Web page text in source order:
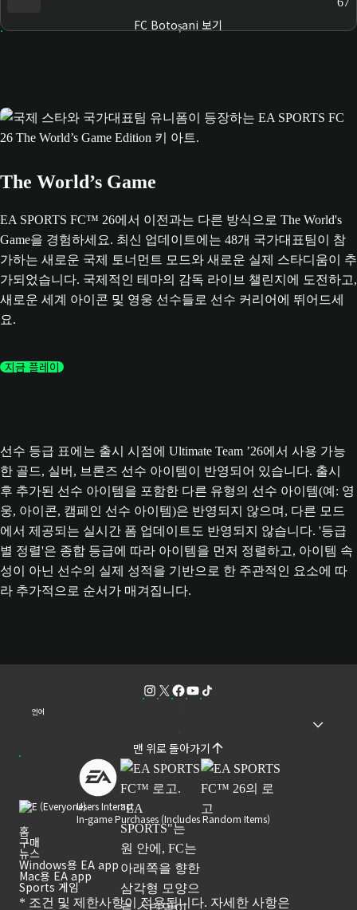
FC Botoșani 보기
The World’s Game
EA SPORTS FC™ 26에서 이전과는 다른 방식으로 The World's
Game을 경험하세요. 최신 업데이트에는 48개 국가대표팀이 참
가하는 새로운 국제 토너먼트 모드와 새로운 실제 스타디움이 추
가되었습니다. 국제적인 테마의 감독 라이브 챌린지에 도전하고,
새로운 세계 아이콘 및 영웅 선수들로 선수 커리어에 뛰어드세
요.
지금 플레이
선수 등급 표에는 출시 시점에 Ultimate Team ’26에서 사용 가능
한 골드, 실버, 브론즈 선수 아이템이 반영되어 있습니다. 출시
후 추가된 선수 아이템을 포함한 다른 유형의 선수 아이템(예: 영
웅, 아이콘, 캠페인 선수 아이템)은 반영되지 않으며, 다른 모드
에서 제공되는 실시간 폼 업데이트도 반영되지 않습니다. '등급
별 정렬'은 종합 등급에 따라 아이템을 먼저 정렬하고, 아이템 속
성이 아닌 선수의 실제 성적을 기반으로 한 주관적인 요소에 따
라 추가적으로 순서가 매겨집니다.
언어
맨 위로 돌아가기
Users Interact
In-game Purchases (Includes Random Items)
홈
구매
뉴스
Windows용 EA app
Mac용 EA app
Sports 게임
* 조건 및 제한사항이 적용됩니다. 자세한 사항은